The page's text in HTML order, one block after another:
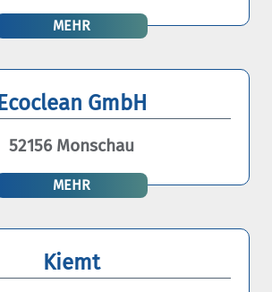
MEHR
Ecoclean GmbH
52156 Monschau
MEHR
Kiemt